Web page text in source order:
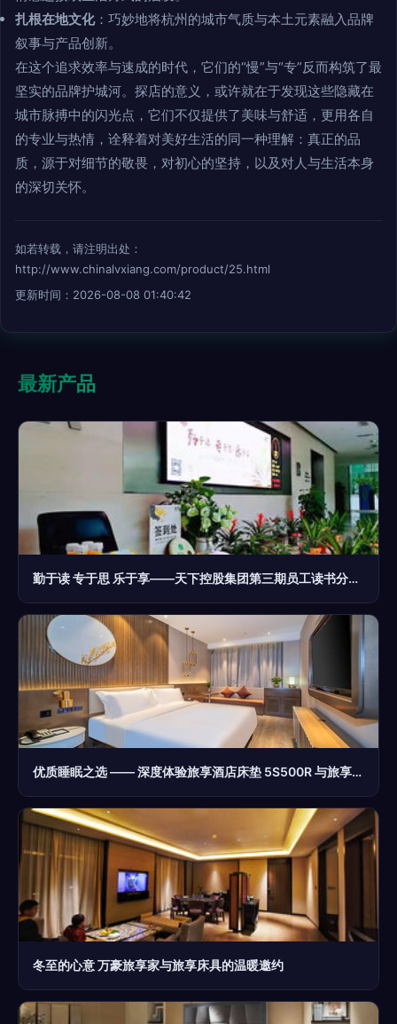
扎根在地文化：巧妙地将杭州的城市气质与本土元素融入品牌
叙事与产品创新。
在这个追求效率与速成的时代，它们的“慢”与“专”反而构筑了最
坚实的品牌护城河。探店的意义，或许就在于发现这些隐藏在
城市脉搏中的闪光点，它们不仅提供了美味与舒适，更用各自
的专业与热情，诠释着对美好生活的同一种理解：真正的品
质，源于对细节的敬畏，对初心的坚持，以及对人与生活本身
的深切关怀。
如若转载，请注明出处：
http://www.chinalvxiang.com/product/25.html
更新时间：2026-08-08 01:40:42
最新产品
勤于读 专于思 乐于享——天下控股集团第三期员工读书分享会圆满举行
优质睡眠之选 —— 深度体验旅享酒店床垫 5S500R 与旅享床具
冬至的心意 万豪旅享家与旅享床具的温暖邀约